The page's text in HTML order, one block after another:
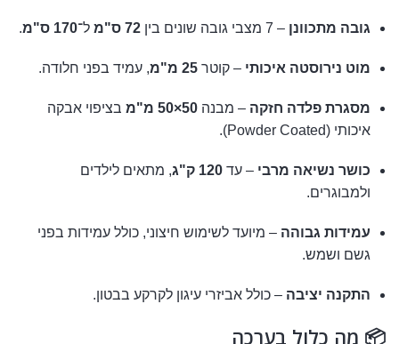
גובה מתכוונן – 7 מצבי גובה שונים בין 72 ס"מ ל־170 ס"מ .
מוט נירוסטה איכותי – קוטר 25 מ"מ , עמיד בפני חלודה.
מסגרת פלדה חזקה – מבנה 50×50 מ"מ
בציפוי אבקה
איכותי (Powder Coated).
כושר נשיאה מרבי – עד 120 ק"ג
, מתאים לילדים
ולמבוגרים.
עמידות גבוהה – מיועד לשימוש חיצוני, כולל עמידות בפני
גשם ושמש.
התקנה יציבה – כולל אביזרי עיגון לקרקע בבטון.
📦 מה כלול בערכה